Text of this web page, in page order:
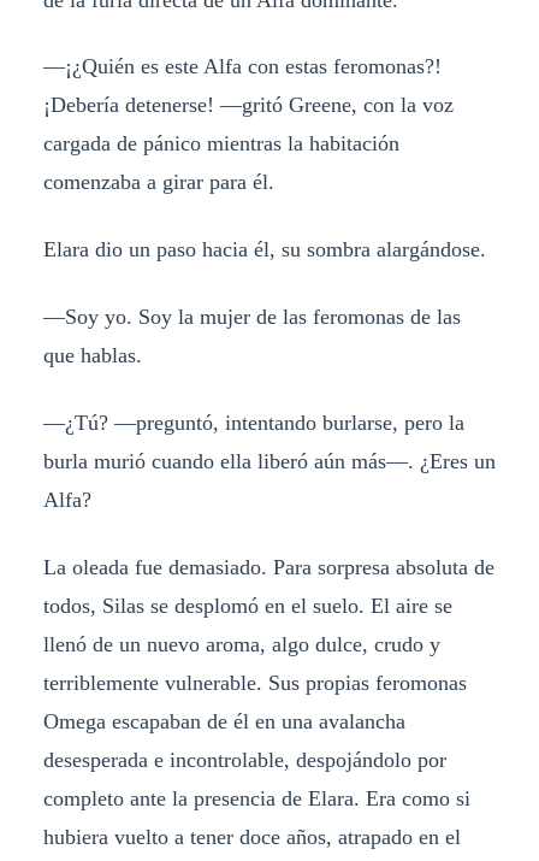
—¡¿Quién es este Alfa con estas feromonas?!
¡Debería detenerse! —gritó Greene, con la voz
cargada de pánico mientras la habitación
comenzaba a girar para él.
Elara dio un paso hacia él, su sombra alargándose.
—Soy yo. Soy la mujer de las feromonas de las
que hablas.
—¿Tú? —preguntó, intentando burlarse, pero la
burla murió cuando ella liberó aún más—. ¿Eres un
Alfa?
La oleada fue demasiado. Para sorpresa absoluta de
todos, Silas se desplomó en el suelo. El aire se
llenó de un nuevo aroma, algo dulce, crudo y
terriblemente vulnerable. Sus propias feromonas
Omega escapaban de él en una avalancha
desesperada e incontrolable, despojándolo por
completo ante la presencia de Elara. Era como si
hubiera vuelto a tener doce años, atrapado en el